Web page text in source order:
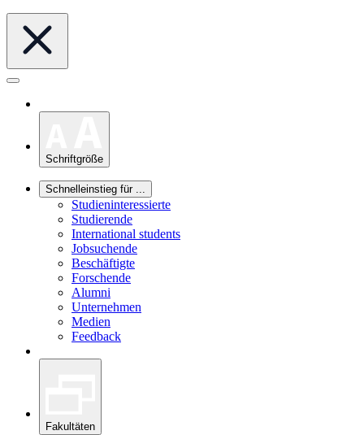
Schriftgröße
Schnelleinstieg für ...
Studieninteressierte
Studierende
International students
Jobsuchende
Beschäftigte
Forschende
Alumni
Unternehmen
Medien
Feedback
Fakultäten